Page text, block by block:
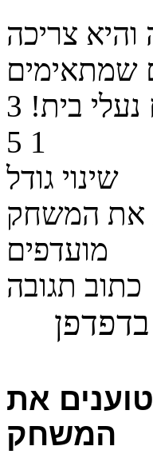
צריכה
שמתאימים
בית! 3
5 1
שינוי גודל
את המשחק
מועדפים
כתוב תגובה
את
המשחק